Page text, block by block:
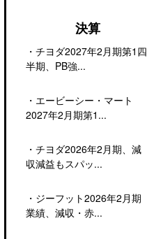
決算
・ チヨダ2027年2月期第1四
半期、PB強...
・ エービーシー・マート
2027年2月期第1...
・ チヨダ2026年2月期、減
収減益もスパッ...
・ ジーフット2026年2月期
業績、減収・赤...